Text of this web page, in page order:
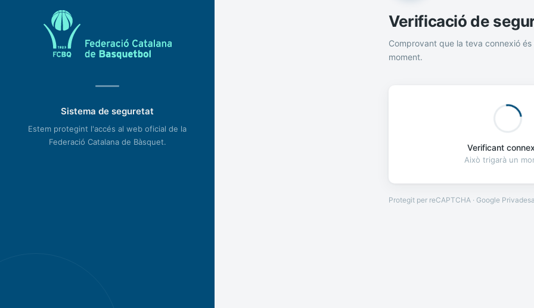
Sistema de seguretat
Estem protegint l'accés al web oficial de la
Federació Catalana de Bàsquet.
Verificació de
Comprovant que la teva connexió és
moment.
Verificant
Això trigarà un
Protegit per reCAPTCHA · Google Privadesa